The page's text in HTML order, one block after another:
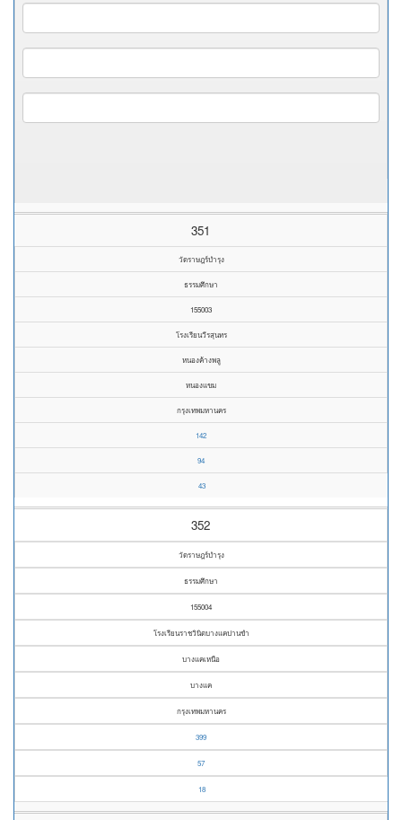
351
วัดราษฎร์บำรุง
ธรรมศึกษา
155003
โรงเรียนวีรสุนทร
หนองค้างพลู
หนองแขม
กรุงเทพมหานคร
142
94
43
352
วัดราษฎร์บำรุง
ธรรมศึกษา
155004
โรงเรียนราชวินิตบางแคปานขำ
บางแคเหนือ
บางแค
กรุงเทพมหานคร
399
57
18